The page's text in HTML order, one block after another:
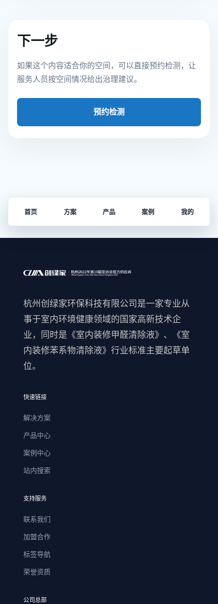
下一步
如果这个内容适合你的空间，可以直接预约检测，让
服务人员按空间情况给出治理建议。
预约检测
首页 方案 产品 案例 我的
杭州创绿家环保科技有限公司是一家专业从
事于室内环境健康领域的国家高新技术企
业，同时是《室内装修甲醛清除液》、《室
内装修苯系物清除液》行业标准主要起草单
位。
快速链接
解决方案
产品中心
案例中心
站内搜索
支持服务
联系我们
加盟合作
标签导航
荣誉资质
公司总部